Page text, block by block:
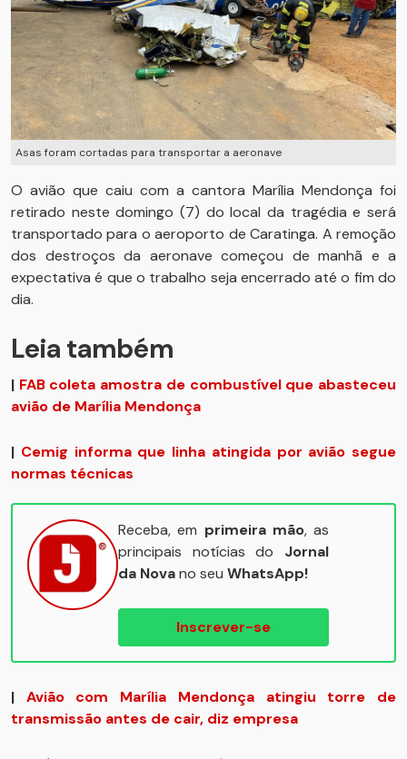
Asas foram cortadas para transportar a aeronave
O avião que caiu com a cantora Marília Mendonça foi
retirado neste domingo (7) do local da tragédia e será
transportado para o aeroporto de Caratinga. A remoção
dos destroços da aeronave começou de manhã e a
expectativa é que o trabalho seja encerrado até o fim do
dia.
Leia também
| FAB coleta amostra de combustível que abasteceu
avião de Marília Mendonça
| Cemig informa que linha atingida por avião segue
normas técnicas
Receba, em primeira mão, as
principais notícias do Jornal
da Novano seu WhatsApp!
Inscrever-se
| Avião com Marília Mendonça atingiu torre de
transmissão antes de cair, diz empresa